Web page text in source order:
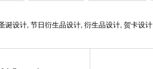
诞设计, 节日衍生品设计, 衍生品设计, 贺卡设计